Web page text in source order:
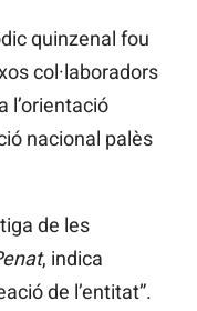
quinzenal fou
col·laboradors
l’orientació
nacional palès
de les
, indica
de l’entitat”.